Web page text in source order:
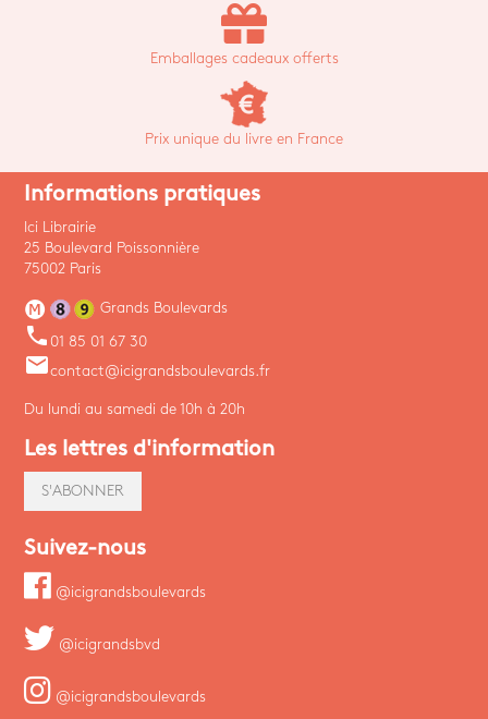
Emballages cadeaux offerts
Prix unique du livre en France
Informations pratiques
Ici Librairie
25 Boulevard Poissonnière
75002 Paris
Grands Boulevards
phone 01 85 01 67 30
emailcontact@icigrandsboulevards.fr
Du lundi au samedi de 10h à 20h
Les lettres d'information
S'ABONNER
Suivez-nous
@icigrandsboulevards
@icigrandsbvd
@icigrandsboulevards